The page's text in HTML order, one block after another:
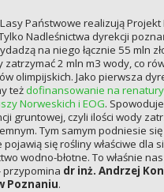
Państwowe realizują Projekt
Nadleśnictwa dyrekcji
na niego łącznie 55 mln
2 mln m3 wody, co
olimpijskich. Jako pierwsza
też dofinansowanie na
Norweskich i EOG.
gruntowej, czyli ilości wody
Tym samym podniesie
się rośliny właściwe dla
wodno-błotne. To właśnie
przypomina dr inż. Andrzej
Poznaniu.